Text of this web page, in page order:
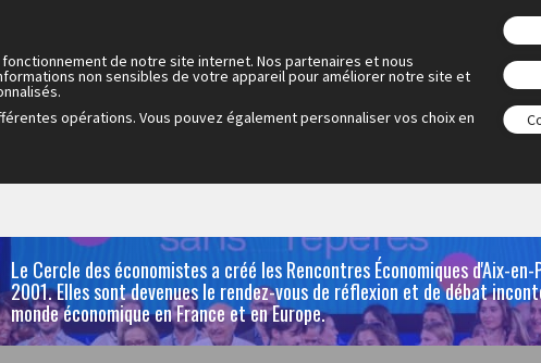
Abonnez-vous à notre newsletter pour ne rien
Le Cercle des économistes a créé les Rencontres Économiques d'Aix-en-
2001. Elles sont devenues le rendez-vous de réflexion et de débat
monde économique en France et en Europe.
de notre site internet. Nos partenaires et nous
non sensibles de votre appareil pour améliorer notre site et
opérations. Vous pouvez également personnaliser vos choix en